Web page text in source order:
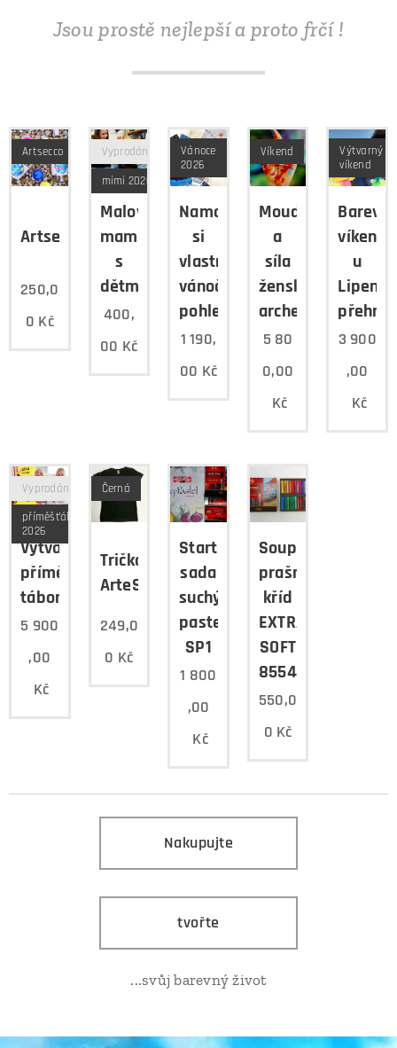
Jsou prostě nejlepší a proto frčí !
Artsecco
Artsecco
250,0
0 Kč
Malování
maminek
s
dětmi
Vyprodáno
mimi 2026
400,
00 Kč
Namalujte
si
vlastní
vánoční
pohlednici
Vánoce
2026
1 190,
00 Kč
Moudrost
a
síla
ženských
archetypů
Víkend
5 80
0,00
Kč
víkend
u
Výtvarný
víkend
3 900
,00
Kč
Výtvarný
příměstský
tábor
Vyprodáno
příměšťák
2026
5 900
,00
Kč
Tričko
ArteSvět
Černá
249,0
0 Kč
Startovací
sada
suchý
pastel
SP1
1 800
,00
Kč
Souprava
prašných
kříd
EXTRA
SOFT
8554/24
550,0
0 Kč
Nakupujte
tvořte
...svůj barevný život